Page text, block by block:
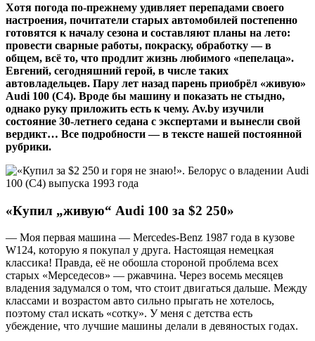
Хотя погода по-прежнему удивляет перепадами своего
настроения, почитатели старых автомобилей постепенно
готовятся к началу сезона и составляют планы на лето:
провести сварные работы, покраску, обработку — в
общем, всё то, что продлит жизнь любимого «пепелаца».
Евгений, сегодняшний герой, в числе таких
автовладельцев. Пару лет назад парень приобрёл «живую»
Audi 100 (C4). Вроде бы машину и показать не стыдно,
однако руку приложить есть к чему. Av.by изучили
состояние 30-летнего седана с экспертами и вынесли свой
вердикт… Все подробности — в тексте нашей постоянной
рубрики.
«Купил „живую“ Audi 100 за $2 250»
— Моя первая машина — Mercedes-Benz 1987 года в кузове
W124, которую я покупал у друга. Настоящая немецкая
классика! Правда, её не обошла стороной проблема всех
старых «Мерседесов» — ржавчина. Через восемь месяцев
владения задумался о том, что стоит двигаться дальше. Между
классами и возрастом авто сильно прыгать не хотелось,
поэтому стал искать «сотку». У меня с детства есть
убеждение, что лучшие машины делали в девяностых годах.